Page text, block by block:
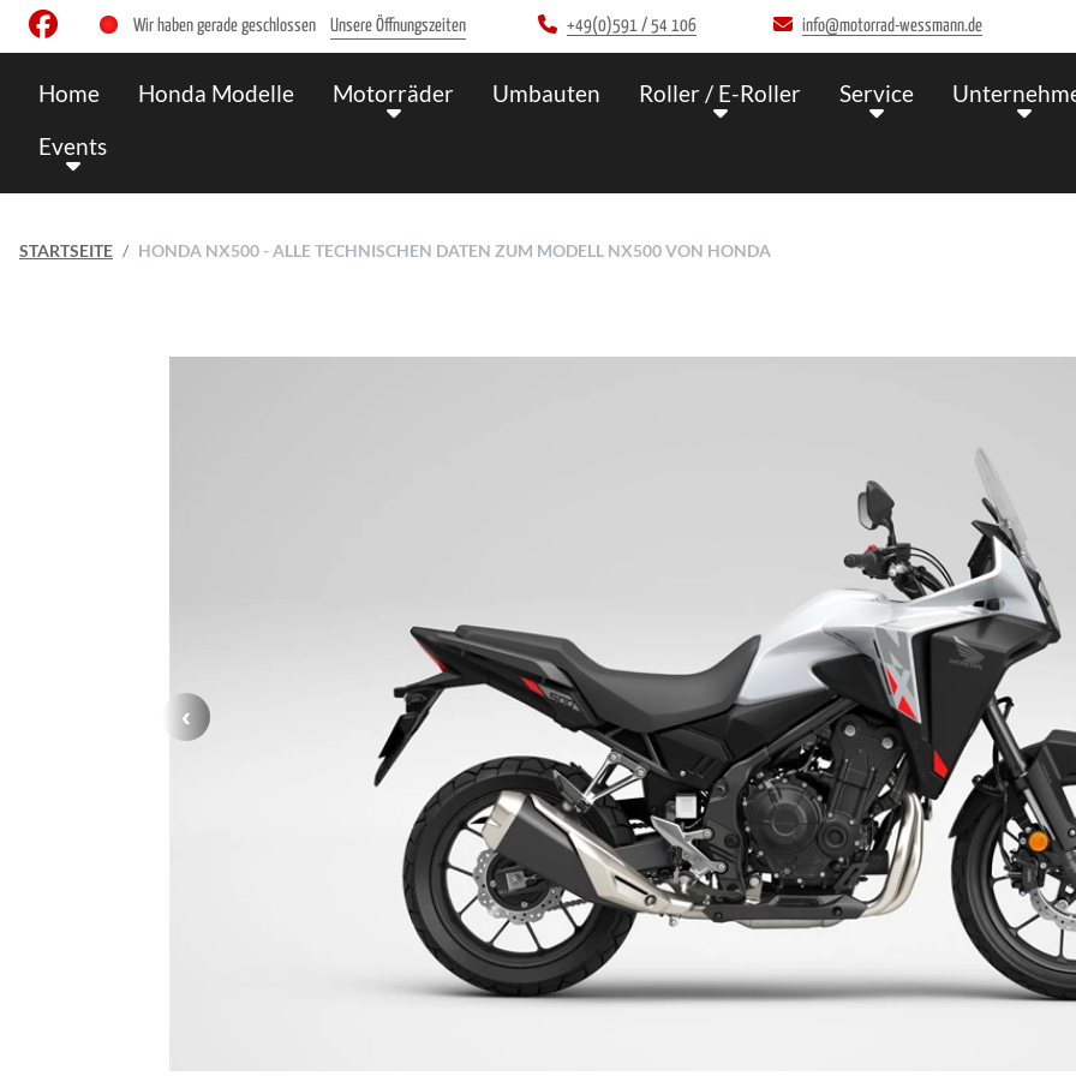
Wir haben gerade geschlossen Unsere Öffnungszeiten +49(0)591 / 54 106 info@motorrad-wessmann.de
Home Honda Modelle Motorräder Umbauten Roller / E-Roller Service
Events
STARTSEITE HONDA NX500 - ALLE TECHNISCHEN DATEN ZUM MODELL NX500 VON HONDA